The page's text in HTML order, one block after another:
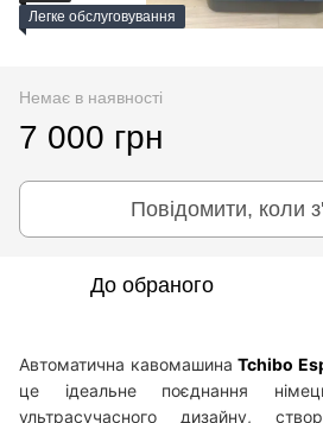
Легке обслуговування
Немає в наявності
7 000 грн
Повідомити, коли
До обраного
Автоматична кавомашина Tchibo
це ідеальне поєднання
ультрасучасного дизайну,